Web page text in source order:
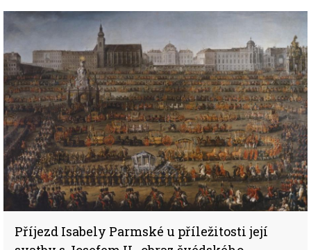
Příjezd Isabely Parmské u příležitosti její